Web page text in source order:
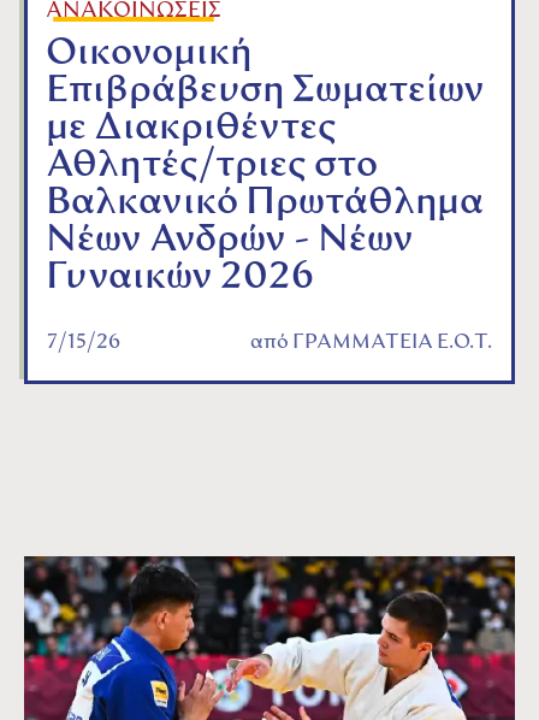
ΑΝΑΚΟΙΝΩΣΕΙΣ
Οικονομική
Επιβράβευση Σωματείων
με Διακριθέντες
Αθλητές/τριες στο
Βαλκανικό Πρωτάθλημα
Νέων Ανδρών - Νέων
Γυναικών 2026
7/15/26 από ΓΡΑΜΜΑΤΕΙΑ Ε.Ο.Τ.